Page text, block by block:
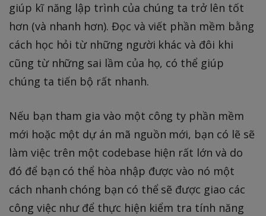
giúp kĩ năng lập trình của chúng ta trở lên tốt
hơn (và nhanh hơn). Đọc và viết phần mềm bằng
cách học hỏi từ những người khác và đôi khi
cũng từ những sai lầm của họ, có thể giúp
chúng ta tiến bộ rất nhanh.
Nếu bạn tham gia vào một công ty phần mềm
mới hoặc một dự án mã nguồn mới, bạn có lẽ sẽ
làm việc trên một codebase hiện rất lớn và do
đó để bạn có thể hòa nhập được vào nó một
cách nhanh chóng bạn có thể sẽ được giao các
công việc như để thực hiện kiểm tra tính năng